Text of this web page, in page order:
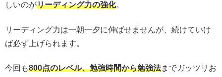
しいのがリーディング力の強化。
リーディング力は一朝一夕に伸ばせませんが、続けていけ
ば必ず上げられます。
今回も800点のレベル、勉強時間から勉強法までガッツリお